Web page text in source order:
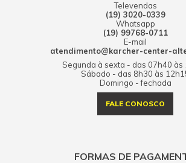
Televendas
(19) 3020-0339
Whatsapp
(19) 99768-0711
E-mail
atendimento@karcher-center-
Segunda à sexta - das 07h40 às
Sábado - das 8h30 às
Domingo - fechada
FALE CONOSCO
FORMAS DE